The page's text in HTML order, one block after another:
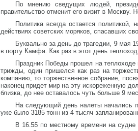
По мнению сведущих людей,
правительство отменит его визит в
Политика всегда остается
действиях советских моряков, спасавших
Буквально за день до трагедии, 9 мая
в порту Камфа. Как раз в этот день
Праздник Победы прошел на
трижды, один пришелся как раз на
компанию, то торжественное собрание,
наконец придет мир на эту искореженную
близка, до нее оставалось чуть больше 9
На следующий день налеты начались
уже было 3185 тонн из 4 тысяч
В 16.55 по местному времени на